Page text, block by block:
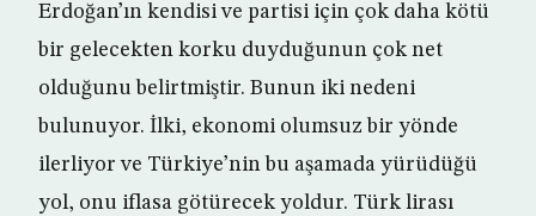
Erdoğan’ın kendisi ve partisi için çok daha kötü
bir gelecekten korku duyduğunun çok net
olduğunu belirtmiştir. Bunun iki nedeni
bulunuyor. İlki, ekonomi olumsuz bir yönde
ilerliyor ve Türkiye’nin bu aşamada yürüdüğü
yol, onu iflasa götürecek yoldur. Türk lirası